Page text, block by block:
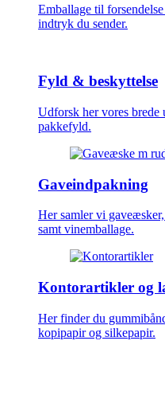
Emballage til
indtryk du sender.
Fyld & beskyttelse
Udforsk her vores
pakkefyld.
Gaveindpakning
Her samler vi
samt vinemballage.
Kontorartikler og
Her finder du
kopipapir og silkepapir.